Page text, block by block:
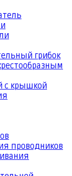
грибок
с крышкой
проводников